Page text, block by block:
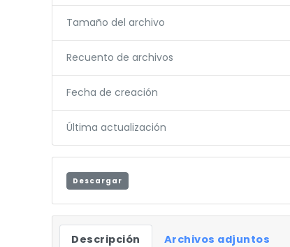
Tamaño del archivo
Recuento de archivos
Fecha de creación
Última actualización
Descargar
Descripción Archivos adjuntos